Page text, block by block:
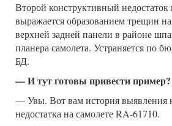
Второй конструктивный
выражается образованием трещин
верхней задней панели в районе
планера самолета. Устраняется по
БД.
— И тут готовы привести пример?
— Увы. Вот вам история выявления
недостатка на самолете RA-61710.